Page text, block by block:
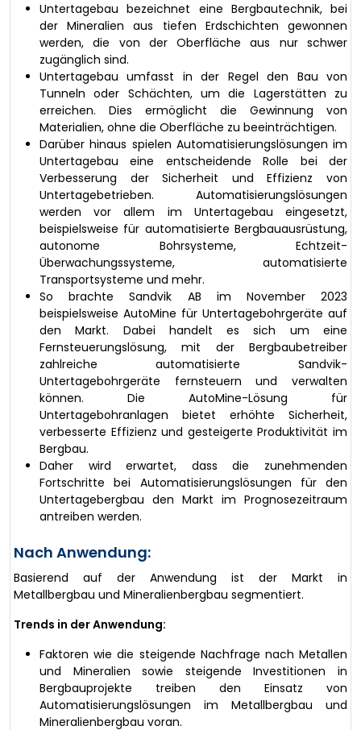
Untertagebau bezeichnet eine Bergbautechnik, bei
der Mineralien aus tiefen Erdschichten gewonnen
werden, die von der Oberfläche aus nur schwer
zugänglich sind.
Untertagebau umfasst in der Regel den Bau von
Tunneln oder Schächten, um die Lagerstätten zu
erreichen. Dies ermöglicht die Gewinnung von
Materialien, ohne die Oberfläche zu beeinträchtigen.
Darüber hinaus spielen Automatisierungslösungen im
Untertagebau eine entscheidende Rolle bei der
Verbesserung der Sicherheit und Effizienz von
Untertagebetrieben. Automatisierungslösungen
werden vor allem im Untertagebau eingesetzt,
beispielsweise für automatisierte Bergbauausrüstung,
autonome Bohrsysteme, Echtzeit-
Überwachungssysteme, automatisierte
Transportsysteme und mehr.
So brachte Sandvik AB im November 2023
beispielsweise AutoMine für Untertagebohrgeräte auf
den Markt. Dabei handelt es sich um eine
Fernsteuerungslösung, mit der Bergbaubetreiber
zahlreiche automatisierte Sandvik-
Untertagebohrgeräte fernsteuern und verwalten
können. Die AutoMine-Lösung für
Untertagebohranlagen bietet erhöhte Sicherheit,
verbesserte Effizienz und gesteigerte Produktivität im
Bergbau.
Daher wird erwartet, dass die zunehmenden
Fortschritte bei Automatisierungslösungen für den
Untertagebergbau den Markt im Prognosezeitraum
antreiben werden.
Nach Anwendung:
Basierend auf der Anwendung ist der Markt in
Metallbergbau und Mineralienbergbau segmentiert.
Trends in der Anwendung:
Faktoren wie die steigende Nachfrage nach Metallen
und Mineralien sowie steigende Investitionen in
Bergbauprojekte treiben den Einsatz von
Automatisierungslösungen im Metallbergbau und
Mineralienbergbau voran.